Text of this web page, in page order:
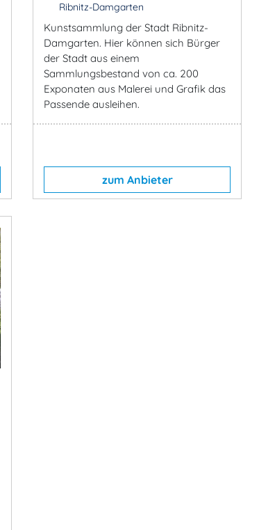
Ribnitz-Damgarten
Kunstsammlung der Stadt Ribnitz-
Damgarten. Hier können sich Bürger
der Stadt aus einem
Sammlungsbestand von ca. 200
Exponaten aus Malerei und Grafik das
Passende ausleihen.
zum Anbieter